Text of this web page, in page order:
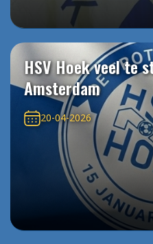
HSV Hoek veel te
Amsterdam
20-04-2026